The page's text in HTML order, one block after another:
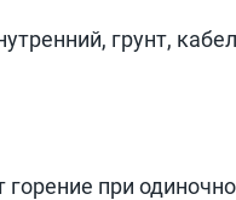
грунт,
горение при